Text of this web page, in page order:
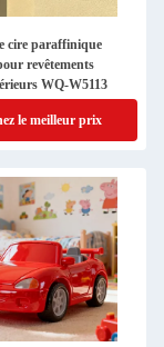
cire paraffinique
revêtements
WQ-W5113
le meilleur prix